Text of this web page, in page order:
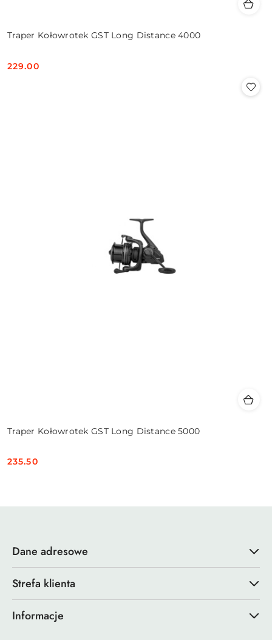
Traper Kołowrotek GST Long Distance 4000
Cena:
229.00
Traper Kołowrotek GST Long Distance 5000
Cena:
235.50
Dane adresowe
Strefa klienta
Informacje